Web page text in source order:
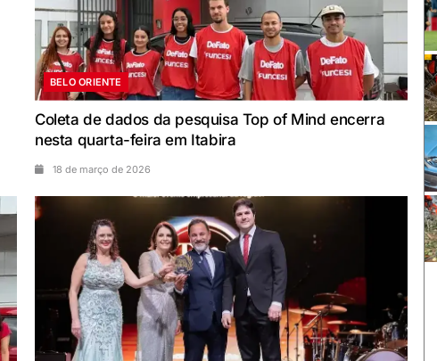
BELO ORIENTE
Coleta de dados da pesquisa Top of Mind encerra
nesta quarta-feira em Itabira
18 de março de 2026